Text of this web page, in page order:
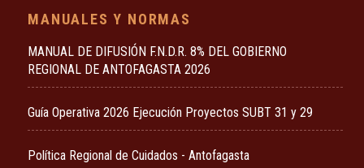
MANUALES Y NORMAS
MANUAL DE DIFUSIÓN F.N.D.R. 8% DEL GOBIERNO
REGIONAL DE ANTOFAGASTA 2026
Guía Operativa 2026 Ejecución Proyectos SUBT 31 y 29
Política Regional de Cuidados - Antofagasta